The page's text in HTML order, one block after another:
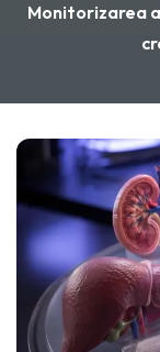
Monitorizarea